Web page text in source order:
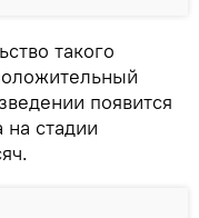
такого
появится
стадии